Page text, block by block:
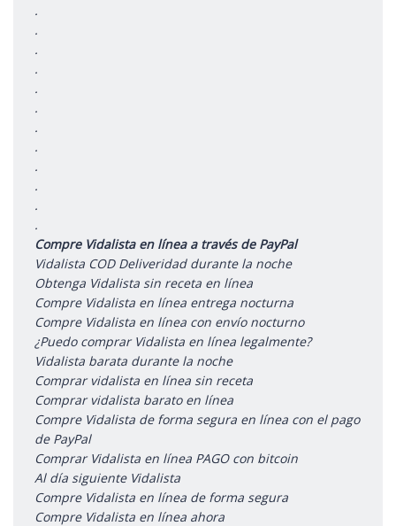
.
.
.
.
.
.
.
.
.
.
.
.
Compre Vidalista en línea a través de PayPal
Vidalista COD Deliveridad durante la noche
Obtenga Vidalista sin receta en línea
Compre Vidalista en línea entrega nocturna
Compre Vidalista en línea con envío nocturno
¿Puedo comprar Vidalista en línea legalmente?
Vidalista barata durante la noche
Comprar vidalista en línea sin receta
Comprar vidalista barato en línea
Compre Vidalista de forma segura en línea con el pago
de PayPal
Comprar Vidalista en línea PAGO con bitcoin
Al día siguiente Vidalista
Compre Vidalista en línea de forma segura
Compre Vidalista en línea ahora